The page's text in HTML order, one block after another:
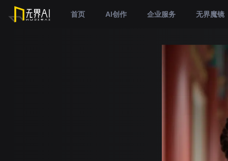
首页 AI创作 企业服务 无界魔镜